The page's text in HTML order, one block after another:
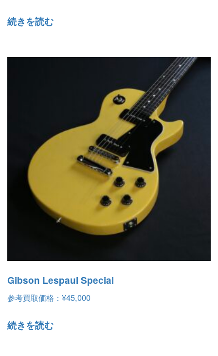
続きを読む
Gibson Lespaul Special
参考買取価格： ¥45,000
続きを読む